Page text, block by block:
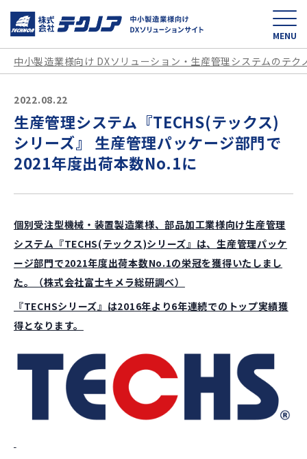
中小製造業様向け
MENU
中小製造業様向け DXソリューション・生産管理システムのテク
2022.08.22
生産管理システム『TECHS(テックス)
シリーズ』 生産管理パッケージ部門で
2021年度出荷本数No.1に
個別受注型機械・装置製造業様、部品加工業様向け生産管理
システム『TECHS(テックス)シリーズ』は、生産管理パッケ
ージ部門で2021年度出荷本数No.1の栄冠を獲得いたしまし
た。（株式会社富士キメラ総研調べ）
『TECHSシリーズ』は2016年より6年連続でのトップ実績獲
得となります。